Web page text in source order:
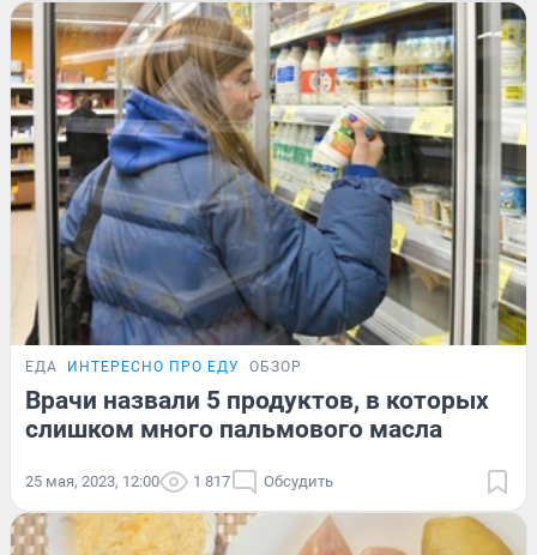
ЕДА ИНТЕРЕСНО ПРО ЕДУ ОБЗОР
Врачи назвали 5 продуктов, в которых
слишком много пальмового масла
25 мая, 2023, 12:00 1 817 Обсудить